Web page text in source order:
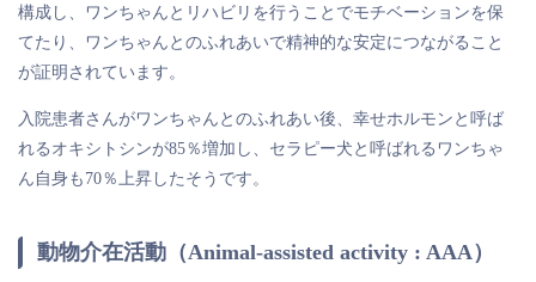
構成し、ワンちゃんとリハビリを行うことでモチベーションを保
てたり、ワンちゃんとのふれあいで精神的な安定につながること
が証明されています。
入院患者さんがワンちゃんとのふれあい後、幸せホルモンと呼ば
れるオキシトシンが85％増加し、セラピー犬と呼ばれるワンちゃ
ん自身も70％上昇したそうです。
動物介在活動（Animal-assisted activity : AAA）